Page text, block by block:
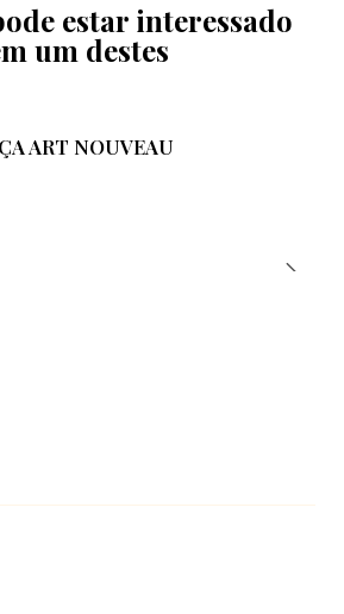
estar interessado
um destes
ART NOUVEAU